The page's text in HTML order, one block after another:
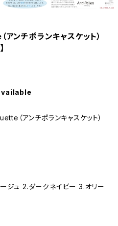
チポランキャスケット）
（アンチポランキャスケット）
ジュ 2.ダークネイビー 3.オリー